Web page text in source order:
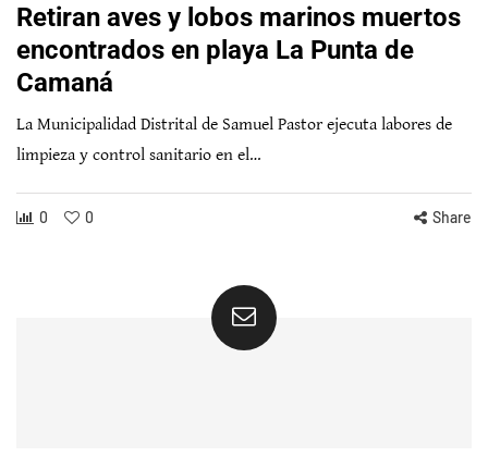
Retiran aves y lobos marinos muertos
encontrados en playa La Punta de
Camaná
La Municipalidad Distrital de Samuel Pastor ejecuta labores de
limpieza y control sanitario en el…
0 0 Share